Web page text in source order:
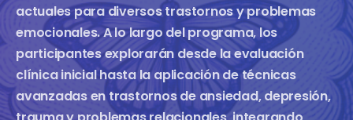
actuales para diversos trastornos y problemas
emocionales. A lo largo del programa, los
participantes explorarán desde la evaluación
clínica inicial hasta la aplicación de técnicas
avanzadas en trastornos de ansiedad, depresión,